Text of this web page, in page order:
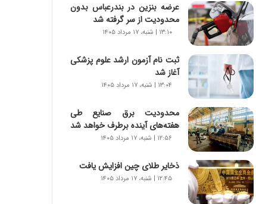
ا
ی
ر
ا
ن‌
خ
و
د
ر
و
ب
ر
ی
ت
و
عرضه بنزین در بندرعباس بدون
محدودیت از سر گرفته شد
۱۳:۱۰ | شنبه، ۱۷ مرداد ۱۴۰۵
ثبت نام آزمون ارشد علوم پزشکی
آغاز شد
۱۳:۰۴ | شنبه، ۱۷ مرداد ۱۴۰۵
محدودیت‌ برق صنایع طی
هفته‌های آینده برطرف خواهد شد
۱۲:۵۶ | شنبه، ۱۷ مرداد ۱۴۰۵
ذخایر طلای چین افزایش یافت
۱۲:۴۵ | شنبه، ۱۷ مرداد ۱۴۰۵